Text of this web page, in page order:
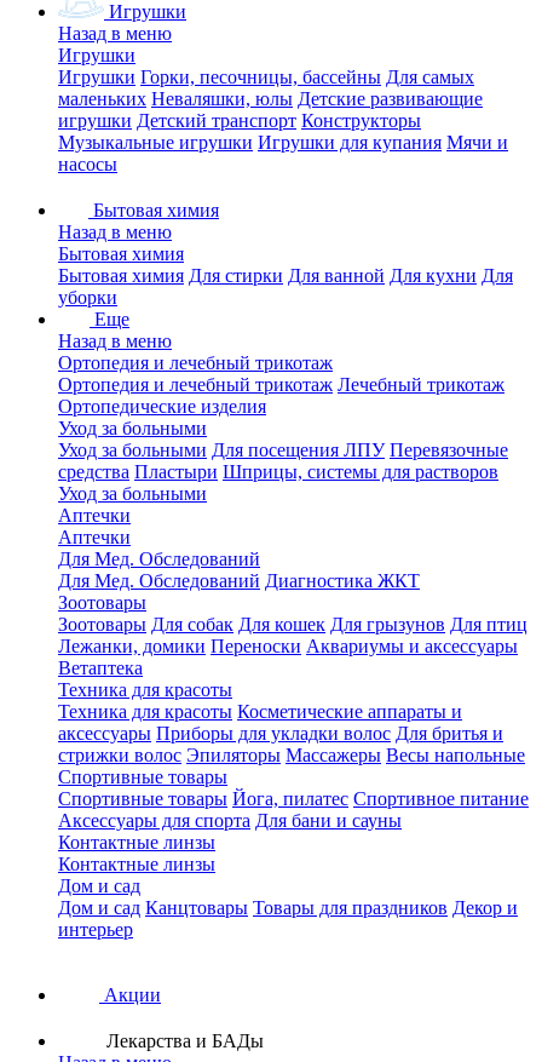
Игрушки
Назад в меню
Игрушки
Игрушки Горки, песочницы, бассейны Для самых
маленьких Неваляшки, юлы Детские развивающие
игрушки Детский транспорт Конструкторы
Музыкальные игрушки Игрушки для купания Мячи и
насосы
Бытовая химия
Назад в меню
Бытовая химия
Бытовая химия Для стирки Для ванной Для кухни Для
уборки
Еще
Назад в меню
Ортопедия и лечебный трикотаж
Ортопедия и лечебный трикотаж Лечебный трикотаж
Ортопедические изделия
Уход за больными
Уход за больными Для посещения ЛПУ Перевязочные
средства Пластыри Шприцы, системы для растворов
Уход за больными
Аптечки
Аптечки
Для Мед. Обследований
Для Мед. Обследований Диагностика ЖКТ
Зоотовары
Зоотовары Для собак Для кошек Для грызунов Для птиц
Лежанки, домики Переноски Аквариумы и аксессуары
Ветаптека
Техника для красоты
Техника для красоты Косметические аппараты и
аксессуары Приборы для укладки волос Для бритья и
стрижки волос Эпиляторы Массажеры Весы напольные
Спортивные товары
Спортивные товары Йога, пилатес Спортивное питание
Аксессуары для спорта Для бани и сауны
Контактные линзы
Контактные линзы
Дом и сад
Дом и сад Канцтовары Товары для праздников Декор и
интерьер
Акции
Лекарства и БАДы